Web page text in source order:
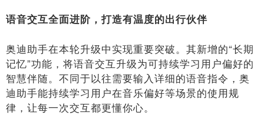
语音交互全面进阶，打造有温度的出行伙伴
奥迪助手在本轮升级中实现重要突破。其新增的“长期
记忆”功能，将语音交互升级为可持续学习用户偏好的
智慧伴随。不同于以往需要输入详细的语音指令，奥
迪助手能持续学习用户在音乐偏好等场景的使用规
律，让每一次交互都更懂你心。